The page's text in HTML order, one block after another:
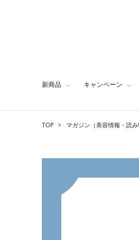
新商品 キャンペーン
TOP マガジン（美容情報・読み